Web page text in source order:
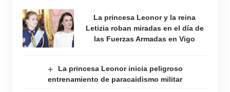
La princesa Leonor y la reina
Letizia roban miradas en el día de
las Fuerzas Armadas en Vigo
La princesa Leonor inicia peligroso
entrenamiento de paracaidismo militar